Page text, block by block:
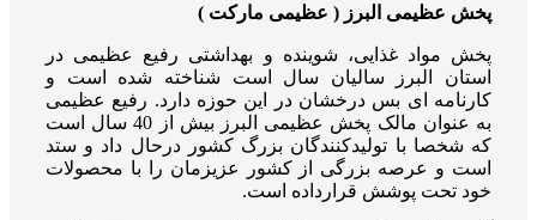
پخش عظیمی البرز ( عظیمی مارکت )
پخش مواد غذایی، شوینده و بهداشتی رفیع عظیمی در
استان البرز سالیان سال است شناخته شده است و
کارنامه ای بس درخشان در این حوزه دارد. رفیع عظیمی
به عنوان مالک پخش عظیمی البرز بیش از 40 سال است
که شخصا با تولیدکنندگان بزرگ کشور درحال داد و ستد
است و عرصه بزرگی از کشور عزیزمان را با محصولات
خود تحت پوشش قرارداده است.